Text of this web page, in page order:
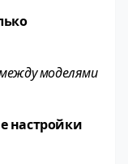
моделями
настройки